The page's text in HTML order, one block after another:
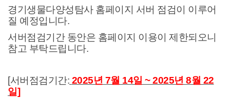
경기생물다양성탐사 홈페이지 서버 점검이 이루어
질 예정입니다.
서버점검기간 동안은 홈페이지 이용이 제한되오니
참고 부탁드립니다.
[서버점검기간: 2025년 7월 14일 ~ 2025년 8월 22
일]